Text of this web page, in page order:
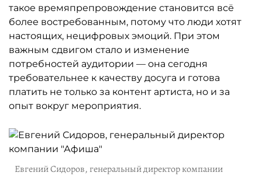
такое времяпрепровождение становится всё
более востребованным, потому что люди хотят
настоящих, нецифровых эмоций. При этом
важным сдвигом стало и изменение
потребностей аудитории — она сегодня
требовательнее к качеству досуга и готова
платить не только за контент артиста, но и за
опыт вокруг мероприятия.
Евгений Сидоров, генеральный директор компании